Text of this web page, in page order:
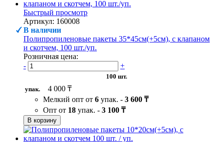
Быстрый просмотр
Артикул: 160008
В наличии
Полипропиленовые пакеты 35*45см(+5см), с клапаном
и скотчем, 100 шт./уп.
Розничная цена:
-
+
100 шт.
упак.
4 000 ₸
Мелкий опт от 6 упак. - 3 600 ₸
Опт от 18 упак. - 3 100 ₸
В корзину